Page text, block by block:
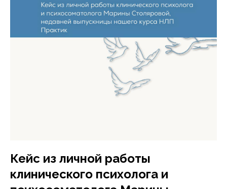
Кейс из личной работы
клинического психолога и